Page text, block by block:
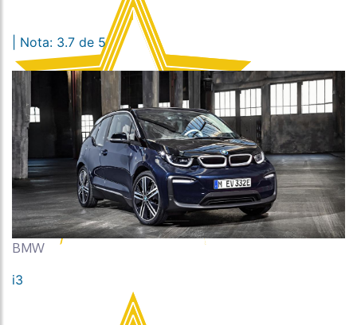
| Nota: 3.7 de 5
BMW
i3